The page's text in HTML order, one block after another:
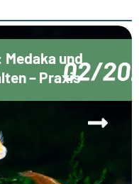
und
– Praxis-